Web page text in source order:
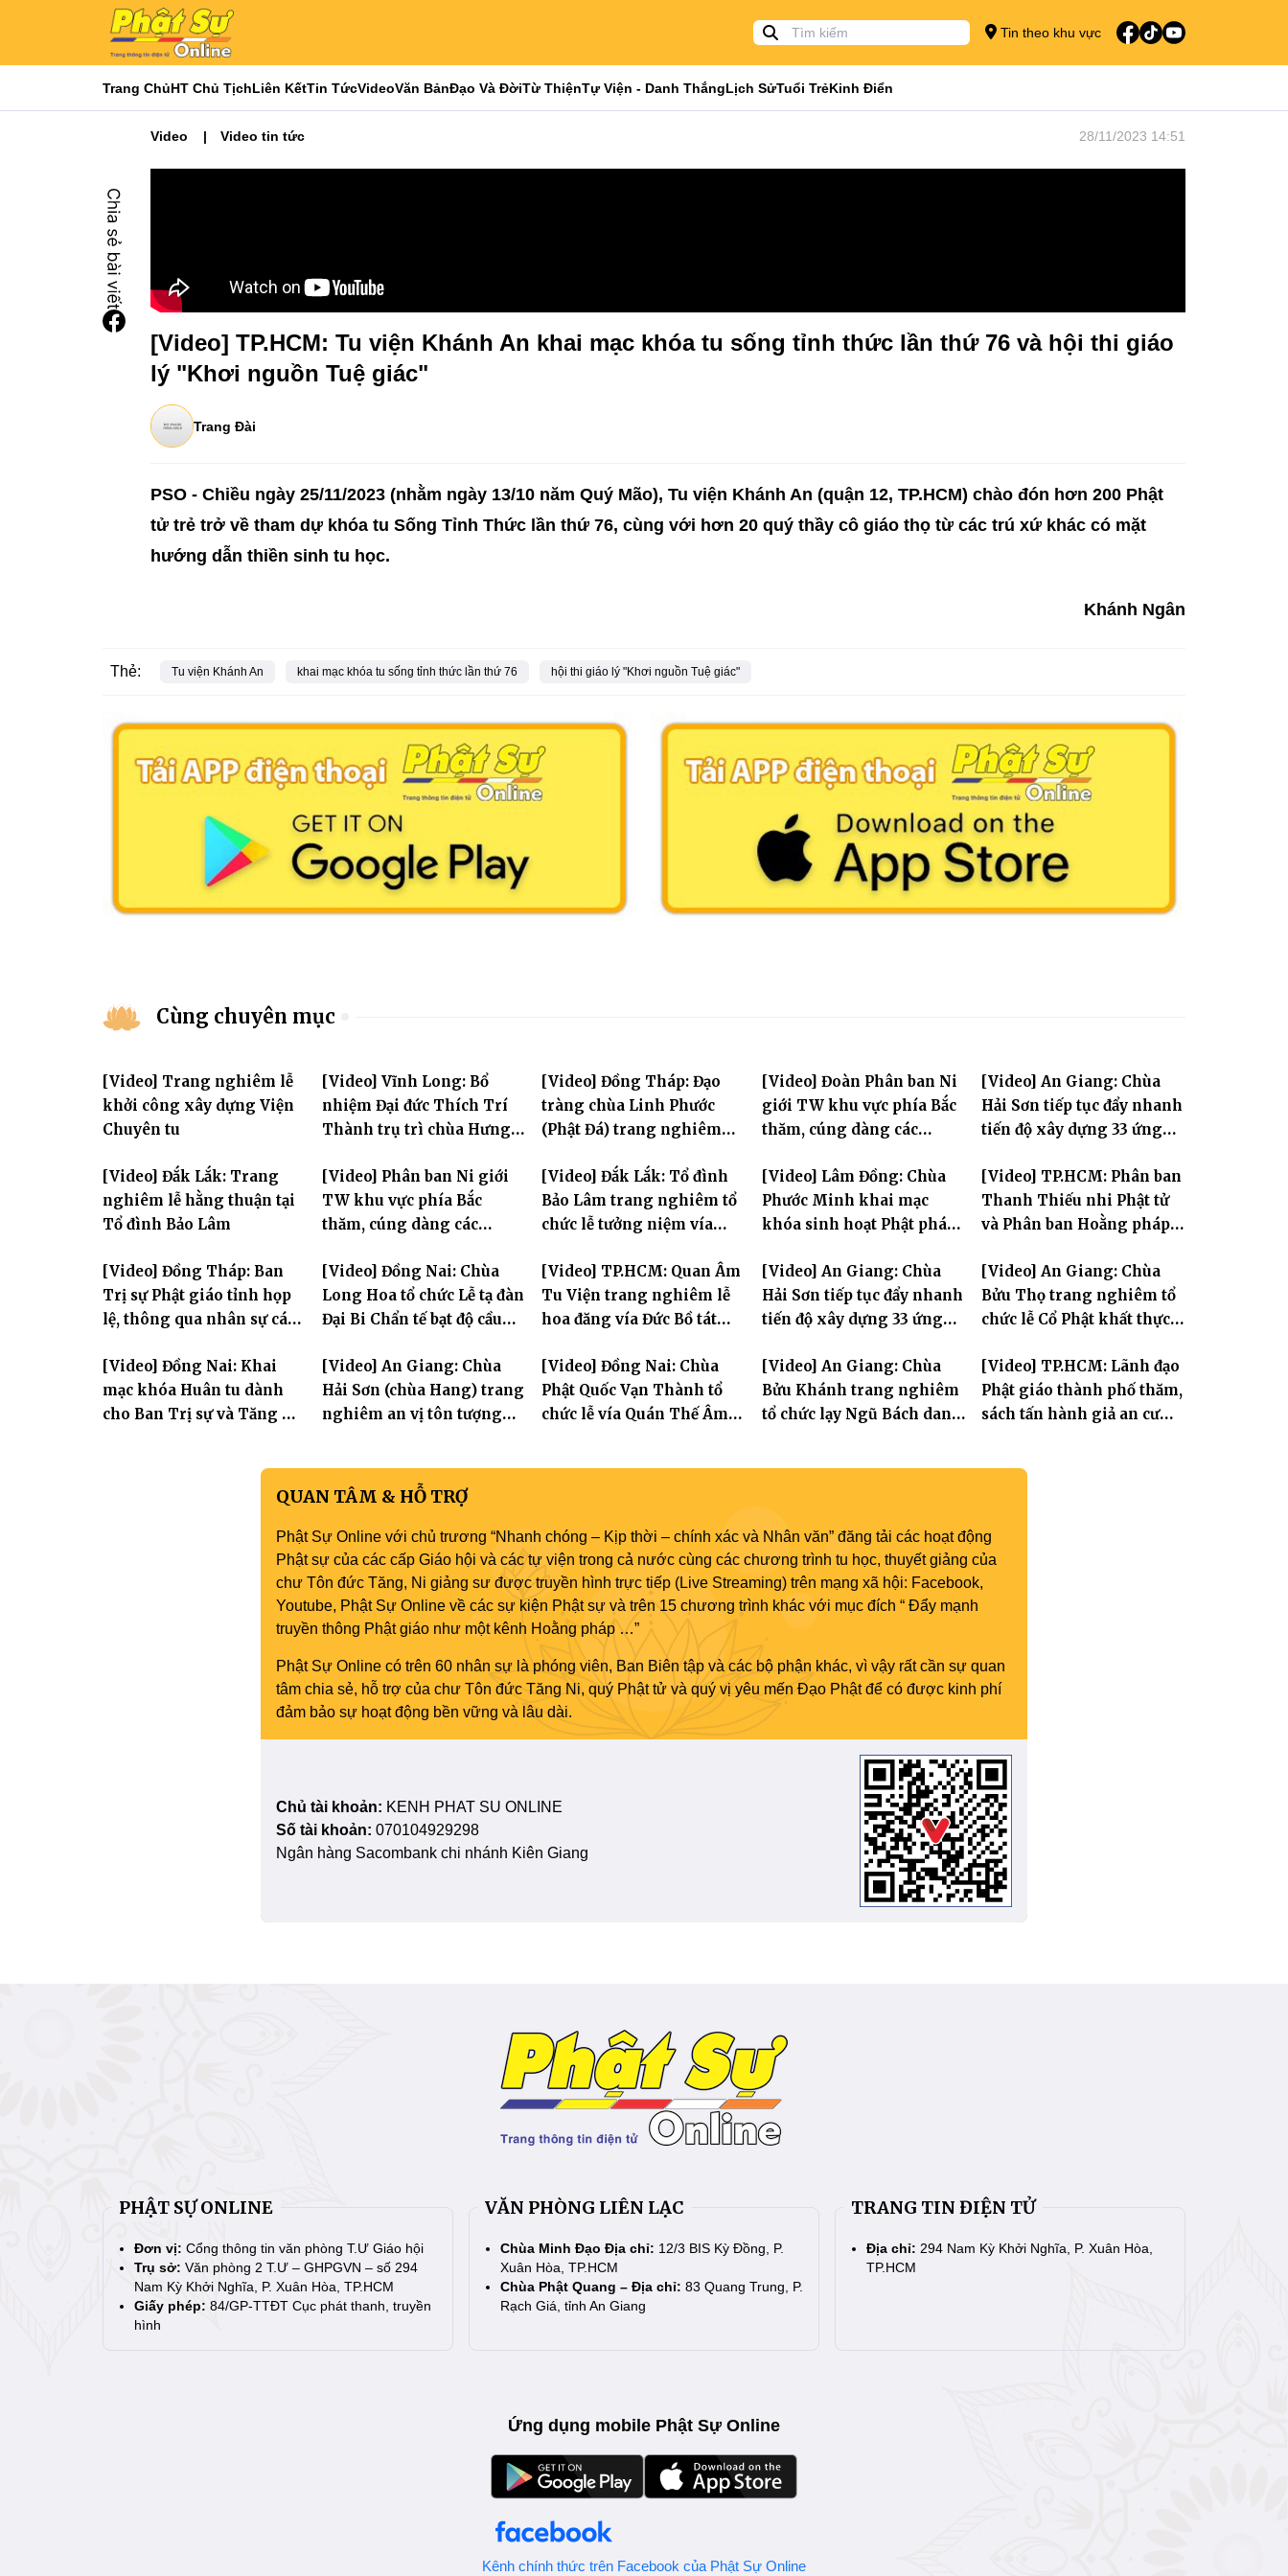
Tin theo khu vực
Trang ChủHT Chủ TịchLiên KếtTin TứcVideoVăn BảnĐạo Và ĐờiTừ ThiệnTự Viện - Danh ThắngLịch SửTuổi TrẻKinh Điển
Video Video tin tức 28/11/2023 14:51
[Video] TP.HCM: Tu viện Khánh An khai mạc khóa tu sống tỉnh thức lần thứ 76 và hội thi giáo
lý "Khơi nguồn Tuệ giác"
Trang Đài
PSO - Chiều ngày 25/11/2023 (nhằm ngày 13/10 năm Quý Mão), Tu viện Khánh An (quận 12, TP.HCM) chào đón hơn 200 Phật
tử trẻ trở về tham dự khóa tu Sống Tỉnh Thức lần thứ 76, cùng với hơn 20 quý thầy cô giáo thọ từ các trú xứ khác có mặt
hướng dẫn thiền sinh tu học.
Khánh Ngân
Thẻ: Tu viện Khánh An khai mạc khóa tu sống tỉnh thức lần thứ 76 hội thi giáo lý "Khơi nguồn Tuệ giác"
Cùng chuyên mục
[Video] Trang nghiêm lễ
khởi công xây dựng Viện
Chuyên tu
[Video] Vĩnh Long: Bổ
nhiệm Đại đức Thích Trí
Thành trụ trì chùa Hưng
[Video] Đồng Tháp: Đạo
tràng chùa Linh Phước
(Phật Đá) trang nghiêm
Hòa thượng Thích Nhuận
Sanh lần thứ 11
[Video] Đoàn Phân ban Ni
giới TW khu vực phía Bắc
thăm, cúng dàng các
mùa an cư PL.2570
[Video] An Giang: Chùa
Hải Sơn tiếp tục đẩy nhanh
tiến độ xây dựng 33 ứng
Âm
[Video] Đắk Lắk: Trang
nghiêm lễ hằng thuận tại
Tổ đình Bảo Lâm
[Video] Phân ban Ni giới
TW khu vực phía Bắc
thăm, cúng dàng các
Yên và thành phố Hải
Phòng
[Video] Đắk Lắk: Tổ đình
Bảo Lâm trang nghiêm tổ
chức lễ tưởng niệm vía
thành đạo và lễ Quy y Tam
bảo
[Video] Lâm Đồng: Chùa
Phước Minh khai mạc
khóa sinh hoạt Phật pháp
tay con" lần II
[Video] TP.HCM: Phân ban
Thanh Thiếu nhi Phật tử
và Phân ban Hoằng pháp
kết công tác Phật sự nhiệm
kỳ IX (2022 – 2027)
[Video] Đồng Tháp: Ban
Trị sự Phật giáo tỉnh họp
lệ, thông qua nhân sự các
[Video] Đồng Nai: Chùa
Long Hoa tổ chức Lễ tạ đàn
Đại Bi Chẩn tế bạt độ cầu
[Video] TP.HCM: Quan Âm
Tu Viện trang nghiêm lễ
hoa đăng vía Đức Bồ tát
[Video] An Giang: Chùa
Hải Sơn tiếp tục đẩy nhanh
tiến độ xây dựng 33 ứng
Âm
[Video] An Giang: Chùa
Bửu Thọ trang nghiêm tổ
chức lễ Cổ Phật khất thực
[Video] Đồng Nai: Khai
mạc khóa Huân tu dành
cho Ban Trị sự và Tăng Ni
[Video] An Giang: Chùa
Hải Sơn (chùa Hang) trang
nghiêm an vị tôn tượng
Âm Bồ tát thành đạo
[Video] Đồng Nai: Chùa
Phật Quốc Vạn Thành tổ
chức lễ vía Quán Thế Âm
[Video] An Giang: Chùa
Bửu Khánh trang nghiêm
tổ chức lạy Ngũ Bách danh
[Video] TP.HCM: Lãnh đạo
Phật giáo thành phố thăm,
sách tấn hành giả an cư
QUAN TÂM & HỖ TRỢ
Phật Sự Online với chủ trương “Nhanh chóng – Kịp thời – chính xác và Nhân văn” đăng tải các hoạt động
Phật sự của các cấp Giáo hội và các tự viện trong cả nước cùng các chương trình tu học, thuyết giảng của
chư Tôn đức Tăng, Ni giảng sư được truyền hình trực tiếp (Live Streaming) trên mạng xã hội: Facebook,
Youtube, Phật Sự Online về các sự kiện Phật sự và trên 15 chương trình khác với mục đích “ Đẩy mạnh
truyền thông Phật giáo như một kênh Hoằng pháp …”
Phật Sự Online có trên 60 nhân sự là phóng viên, Ban Biên tập và các bộ phận khác, vì vậy rất cần sự quan
tâm chia sẻ, hỗ trợ của chư Tôn đức Tăng Ni, quý Phật tử và quý vị yêu mến Đạo Phật để có được kinh phí
đảm bảo sự hoạt động bền vững và lâu dài.
Chủ tài khoản: KENH PHAT SU ONLINE
Số tài khoản: 070104929298
Ngân hàng Sacombank chi nhánh Kiên Giang
PHẬT SỰ ONLINE
Đơn vị: Cổng thông tin văn phòng T.Ư Giáo hội
Trụ sở: Văn phòng 2 T.Ư – GHPGVN – số 294
Nam Kỳ Khởi Nghĩa, P. Xuân Hòa, TP.HCM
Giấy phép: 84/GP-TTĐT Cục phát thanh, truyền
hình
VĂN PHÒNG LIÊN LẠC
Chùa Minh Đạo Địa chỉ: 12/3 BIS Kỳ Đồng, P.
Xuân Hòa, TP.HCM
Chùa Phật Quang – Địa chỉ: 83 Quang Trung, P.
Rạch Giá, tỉnh An Giang
TRANG TIN ĐIỆN TỬ
Địa chỉ: 294 Nam Kỳ Khởi Nghĩa, P. Xuân Hòa,
TP.HCM
Ứng dụng mobile Phật Sự Online
Kênh chính thức trên Facebook của Phật Sự Online